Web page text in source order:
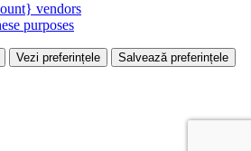
vendors
purposes
Vezi preferințele Salvează preferințele